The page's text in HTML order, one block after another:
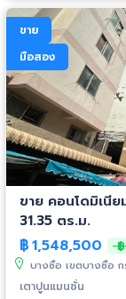
ขาย
มือสอง
ขาย คอนโดมิเนี
31.35 ตร.ม.
฿1,548,500 ฿
บางซื่อ เขตบางซื่อ
เตาปูนแมนชั่น